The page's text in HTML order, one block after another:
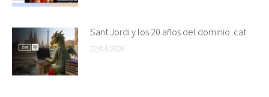
Sant Jordi y los 20 años del dominio .cat
22/04/2026